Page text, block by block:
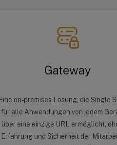
Gateway
Eine on-premises Lösung, die Single
für alle Anwendungen von jedem
über eine einzige URL ermöglicht,
Erfahrung und Sicherheit der